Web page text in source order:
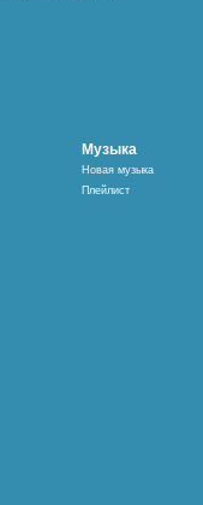
Музыка
Новая музыка
Плейлист